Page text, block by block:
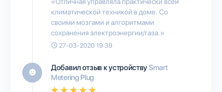
климатической техникой в доме. Со
своими мозгами и алгоритмами
сохранения электроэнергии/газа.»
27-03-2020 19:39
Добавил отзыв к устройствуSmart
Metering Plug